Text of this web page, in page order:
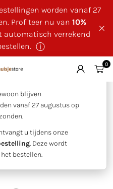
worden vanaf 27
Profiteer nu van 10%
automatisch verrekend
ⓘ
×
blijven
vanaf 27 augustus op
u tijdens onze
. Deze wordt
bestellen.
0